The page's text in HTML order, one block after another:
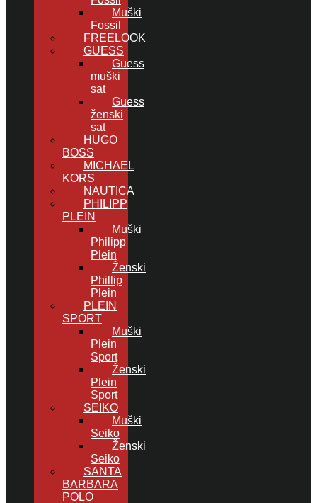
Muški
Fossil
FREELOOK
GUESS
Guess
muški
sat
Guess
ženski
sat
HUGO
BOSS
MICHAEL
KORS
NAUTICA
PHILIPP
PLEIN
Muški
Philipp
Plein
Ženski
Phillip
Plein
PLEIN
SPORT
Muški
Plein
Sport
Ženski
Plein
Sport
SEIKO
Muški
Seiko
Ženski
Seiko
SANTA
BARBARA
POLO